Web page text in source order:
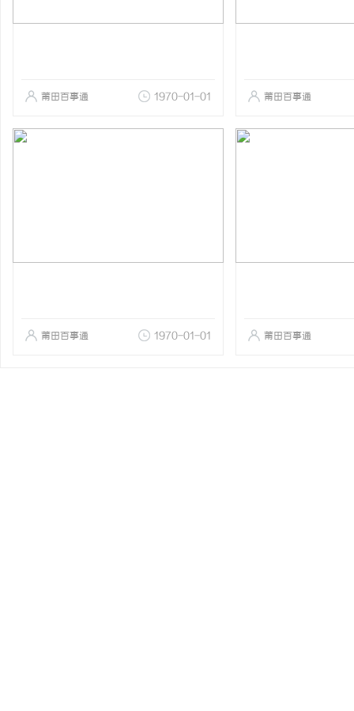
莆田百事通 1970-01-01 莆田百事通
莆田百事通 1970-01-01 莆田百事通